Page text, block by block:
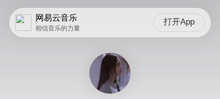
网易云音乐
相信音乐的力量
打开App